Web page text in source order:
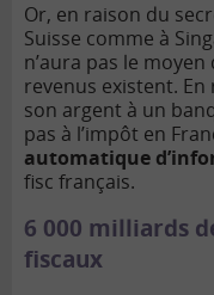
Or, en raison du
Suisse comme à
n’aura pas le
revenus existent. En
son argent à un
pas à l’impôt en
automatique
fisc français.
6 000 milliards
fiscaux